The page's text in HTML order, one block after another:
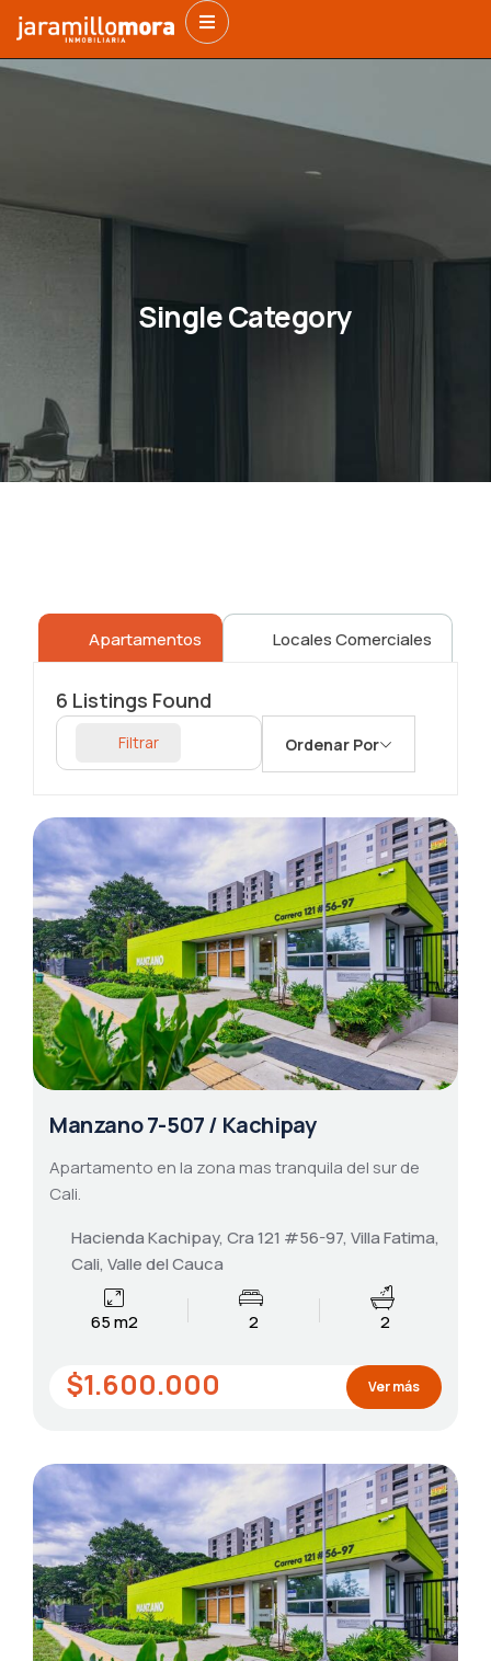
Single Category
Apartamentos Locales Comerciales
6 Listings Found
Filtrar Ordenar Por
Manzano 7-507 / Kachipay
Apartamento en la zona mas tranquila del sur de
Cali.
Hacienda Kachipay, Cra 121 #56-97, Villa Fatima,
Cali, Valle del Cauca
65 m2 2 2
$1.600.000 Ver más